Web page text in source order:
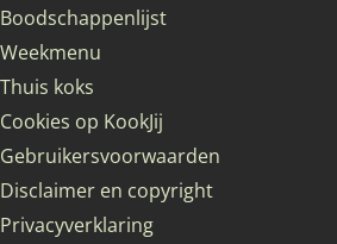
Boodschappenlijst
Weekmenu
Thuis koks
Cookies op KookJij
Gebruikersvoorwaarden
Disclaimer en copyright
Privacyverklaring